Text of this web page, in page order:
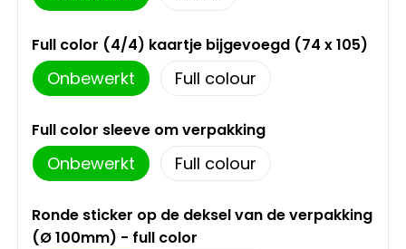
Toilettassen
Waterbestendige tassen
Autotassen
Golftassen
Collegetassen
Full color (4/4) kaartje bijgevoegd (74 x 105)
Onbewerkt Full colour
Full color sleeve om verpakking
Onbewerkt Full colour
Ronde sticker op de deksel van de verpakking
(Ø 100mm) - full color